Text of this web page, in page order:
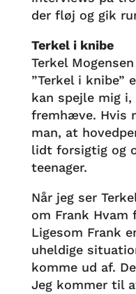
der fløj og gik
Terkel i knibe
Terkel
”Terkel i knibe”
kan spejle mig
fremhæve. Hvis
man, at
lidt forsigtig og
teenager.
Når jeg ser
om Frank Hvam
Ligesom Frank
uheldige
komme ud af.
Jeg kommer til